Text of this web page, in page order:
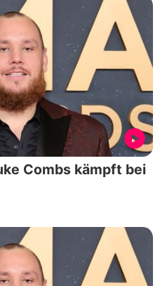
Combs kämpft bei